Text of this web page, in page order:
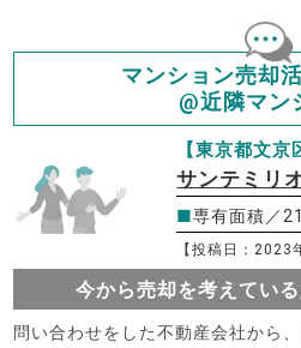
マンション売却
@近隣マン
【東京都文京
サンテミリ
■専有面積／
【投稿日：2023
今から売却を考えてい
問い合わせをした不動産会社から